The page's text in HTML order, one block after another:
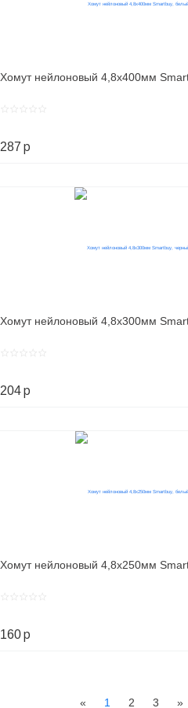
Хомут нейлоновый 4,8х400мм
287 p
Хомут нейлоновый 4,8х300мм
204p
Хомут нейлоновый 4,8х250мм
160p
« Previous
1 2 3 »